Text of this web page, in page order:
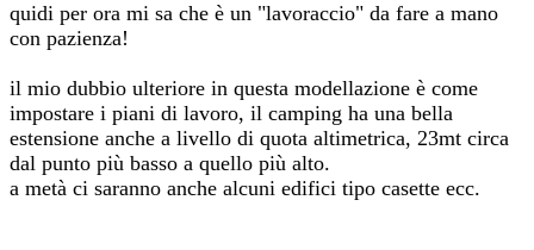
quidi per ora mi sa che è un "lavoraccio" da fare a mano
con pazienza!
il mio dubbio ulteriore in questa modellazione è come
impostare i piani di lavoro, il camping ha una bella
estensione anche a livello di quota altimetrica, 23mt circa
dal punto più basso a quello più alto.
a metà ci saranno anche alcuni edifici tipo casette ecc.